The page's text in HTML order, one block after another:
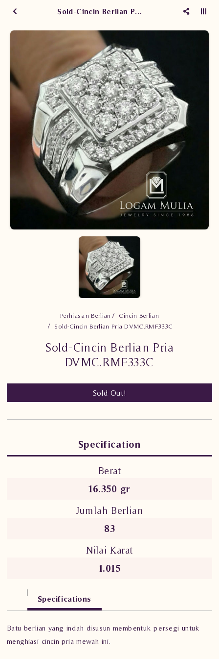
Sold-Cincin Berlian Pria DVMC.RMF333C
Perhiasan Berlian
Cincin Berlian
Sold-Cincin Berlian Pria DVMC.RMF333C
Sold-Cincin Berlian Pria
DVMC.RMF333C
Sold Out!
Specification
Berat
16.350 gr
Jumlah Berlian
83
Nilai Karat
1.015
Specifications
Batu berlian yang indah disusun membentuk persegi untuk
menghiasi cincin pria mewah ini.